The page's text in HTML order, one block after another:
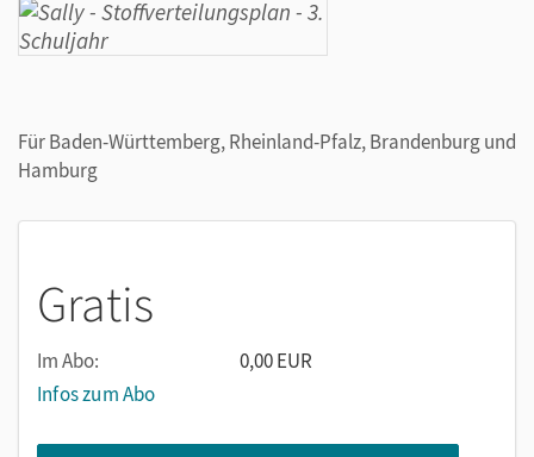
Für Baden-Württemberg, Rheinland-Pfalz, Brandenburg und
Hamburg
Gratis
Im Abo:
0,00 EUR
Infos zum Abo